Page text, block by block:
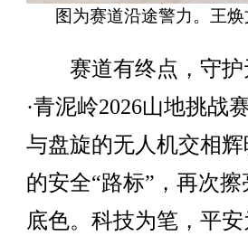
图为赛道沿途警力。王
赛道有终点，守护
·青泥岭2026山地挑战
与盘旋的无人机交相
的安全“路标”，再次
底色。科技为笔，平